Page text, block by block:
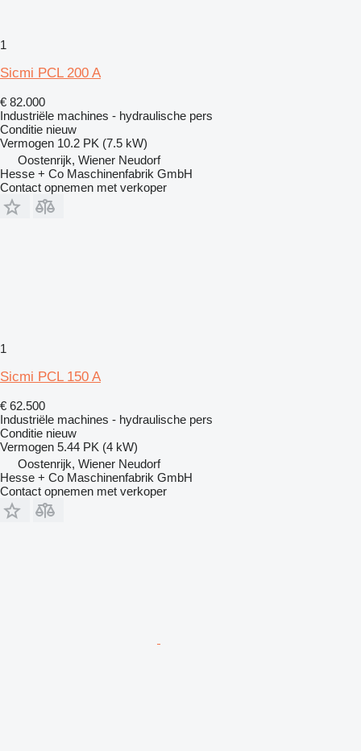
1
Sicmi PCL 200 A
€ 82.000
Industriële machines - hydraulische pers
Conditie nieuw
Vermogen 10.2 PK (7.5 kW)
Oostenrijk, Wiener Neudorf
Hesse + Co Maschinenfabrik GmbH
Contact opnemen met verkoper
1
Sicmi PCL 150 A
€ 62.500
Industriële machines - hydraulische pers
Conditie nieuw
Vermogen 5.44 PK (4 kW)
Oostenrijk, Wiener Neudorf
Hesse + Co Maschinenfabrik GmbH
Contact opnemen met verkoper